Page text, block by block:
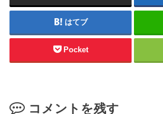
はてブ
Pocket
コメントを残す